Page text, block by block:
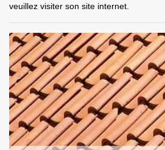
veuillez visiter son site internet.